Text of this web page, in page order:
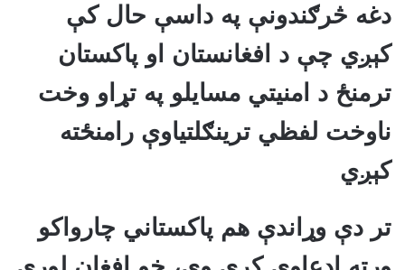
دغه څرګندونې په داسې حال کې
کېږي چې د افغانستان او پاکستان
ترمنځ د امنیتي مسایلو په تړاو وخت
ناوخت لفظي ترینګلتیاوې رامنځته
کېږي
تر دې وړاندې هم پاکستاني چارواکو